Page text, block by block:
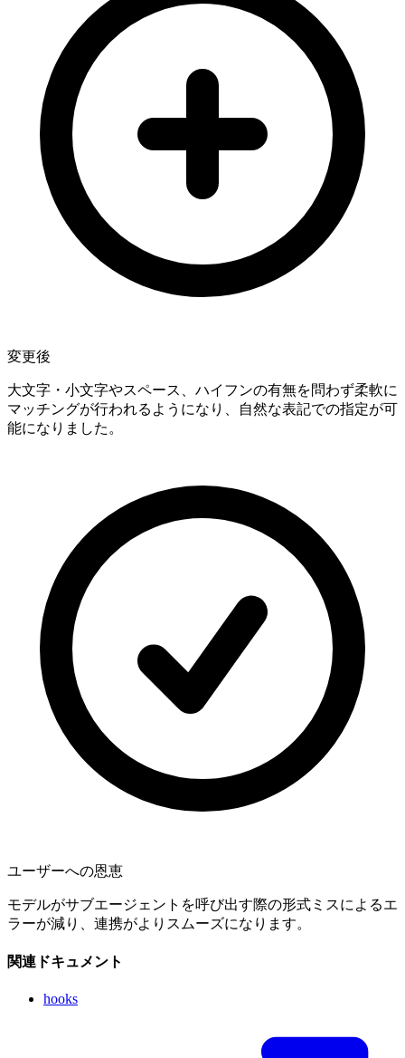
変更後
大文字・小文字やスペース、ハイフンの有無を問わず柔軟に
マッチングが行われるようになり、自然な表記での指定が可
能になりました。
ユーザーへの恩恵
モデルがサブエージェントを呼び出す際の形式ミスによるエ
ラーが減り、連携がよりスムーズになります。
関連ドキュメント
hooks